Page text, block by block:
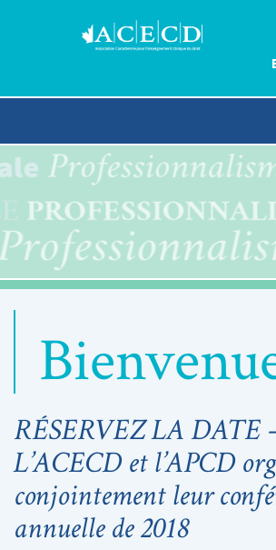
RÉSERVEZ LA
L’ACECD et l’APCD
conjointement leur
annuelle de 2018